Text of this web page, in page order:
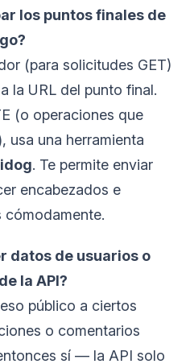
los puntos finales de
(para solicitudes GET)
la URL del punto final.
(o operaciones que
usa una herramienta
. Te permite enviar
encabezados e
cómodamente.
datos de usuarios o
la API?
público a ciertos
o comentarios
sí — la API solo